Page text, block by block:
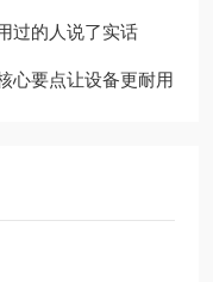
过的人说了实话
心要点让设备更耐用